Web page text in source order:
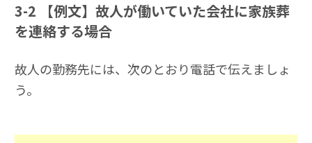
3-2
【例文】故人が働いていた会社に家族葬
を連絡する場合
故人の勤務先には、次のとおり電話で伝えましょ
う。